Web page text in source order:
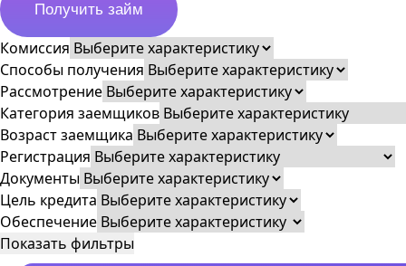
Получить займ
Комиссия
Способы получения
Рассмотрение
Категория заемщиков
Возраст заемщика
Регистрация
Документы
Цель кредита
Обеспечение
Показать фильтры